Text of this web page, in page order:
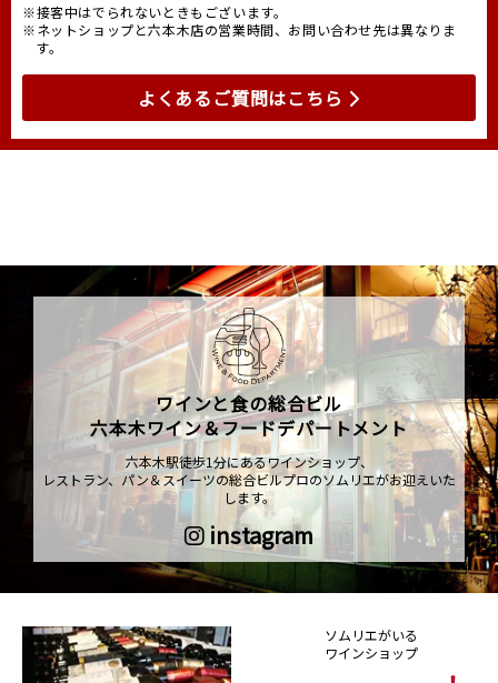
※接客中はでられないときもございます。
※ネットショップと六本木店の営業時間、お問い合わせ先は異なりま
す。
よくあるご質問はこちら
ワインと食の総合ビル
六本木ワイン＆フードデパートメント
六本木駅徒歩1分にあるワインショップ、
レストラン、パン＆スイーツの総合ビルプロのソムリエがお迎えいた
します。
instagram
ソムリエがいる
ワインショップ